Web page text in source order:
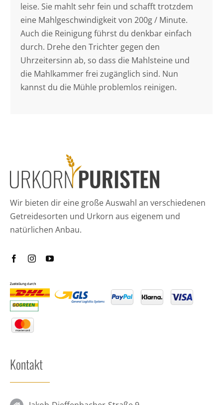
leise. Sie mahlt sehr fein und schafft trotzdem
eine Mahlgeschwindigkeit von 200g / Minute.
Auch die Reinigung führst du denkbar einfach
durch. Drehe den Trichter gegen den
Uhrzeitersinn ab, so dass die Mahlsteine und
die Mahlkammer frei zugänglich sind. Nun
kannst du die Mühle problemlos reinigen.
Wir bieten dir eine große Auswahl an verschiedenen
Getreidesorten und Urkorn aus eigenem und
natürlichen Anbau.
Kontakt